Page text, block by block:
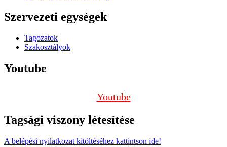
Szervezeti egységek
Tagozatok
Szakosztályok
Youtube
Youtube
Tagsági viszony létesítése
A belépési nyilatkozat kitöltéséhez kattintson ide!